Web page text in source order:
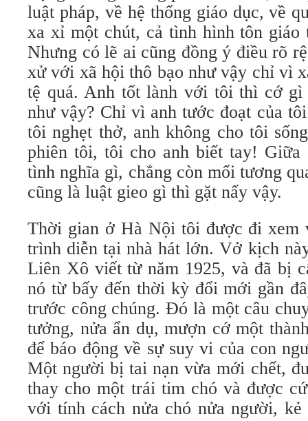
luật pháp, về hệ thống giáo dục, về
xa xỉ một chút, cả tình hình tôn giáo
Nhưng có lẽ ai cũng đồng ý điều rõ
xử với xã hội thô bạo như vậy chỉ vì
tệ quá. Anh tốt lành với tôi thì cớ
như vậy? Chỉ vì anh tước đoạt của
tôi nghẹt thở, anh không cho tôi
phiên tôi, tôi cho anh biết tay! Giữa
tình nghĩa gì, chẳng còn mối tương
cũng là luật gieo gì thì gặt nấy vậy.
Thời gian ở Hà Nội tôi được đi xem
trình diễn tại nhà hát lớn. Vở kịch
Liên Xô viết từ năm 1925, và đã bị
nó từ bấy đến thời kỳ đổi mới gần
trước công chúng. Đó là một câu
tưởng, nửa ẩn dụ, mượn cớ một
để báo động về sự suy vi của con
Một người bị tai nạn vừa mới chết,
thay cho một trái tim chó và được
với tính cách nửa chó nửa người,